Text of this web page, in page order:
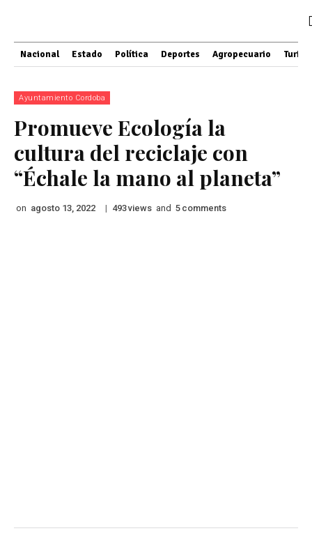
Nacional Estado Política Deportes Agropecuario
Ayuntamiento Cordoba
Promueve Ecología la
cultura del reciclaje con
“Échale la mano al planeta”
on agosto 13, 2022 | 493views and 5 comments